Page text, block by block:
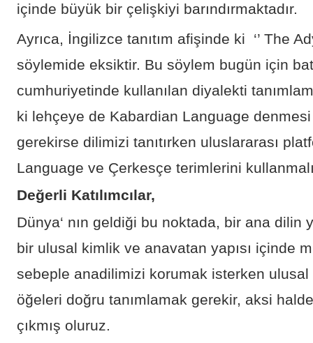
içinde büyük bir çelişkiyi barındırmaktadır.
Ayrıca, İngilizce tanıtım afişinde ki ‘’ The
söylemide eksiktir. Bu söylem bugün için
cumhuriyetinde kullanılan diyalekti
ki lehçeye de Kabardian Language
gerekirse dilimizi tanıtırken uluslararası
Language ve Çerkesçe terimlerini
Değerli Katılımcılar,
Dünya‘ nın geldiği bu noktada, bir ana dilin
bir ulusal kimlik ve anavatan yapısı içinde
sebeple anadilimizi korumak isterken
öğeleri doğru tanımlamak gerekir, aksi
çıkmış oluruz.